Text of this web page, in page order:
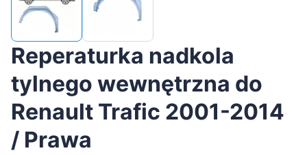
Reperaturka nadkola
tylnego wewnętrzna do
Renault Trafic 2001-2014
/ Prawa